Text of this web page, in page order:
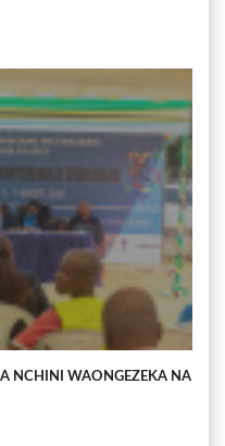
NCHINI WAONGEZEKA NA